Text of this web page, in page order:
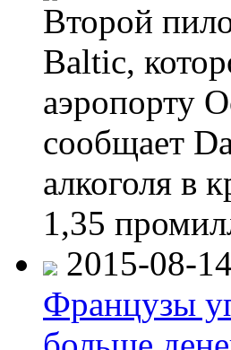
Второй
Baltic,
аэропорту
сообщает
алкоголя в
1,35
2015-08-
Французы